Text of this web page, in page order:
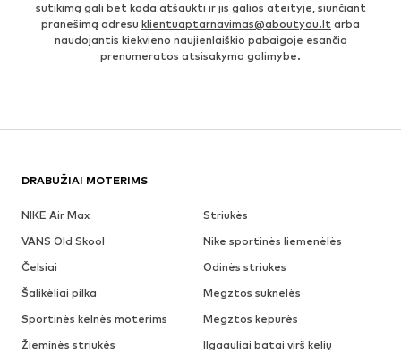
sutikimą gali bet kada atšaukti ir jis galios ateityje, siunčiant
pranešimą adresu klientuaptarnavimas@aboutyou.lt arba
naudojantis kiekvieno naujienlaiškio pabaigoje esančia
prenumeratos atsisakymo galimybe.
DRABUŽIAI MOTERIMS
NIKE Air Max
Striukės
VANS Old Skool
Nike sportinės liemenėlės
Čelsiai
Odinės striukės
Šalikėliai pilka
Megztos suknelės
Sportinės kelnės moterims
Megztos kepurės
Žieminės striukės
Ilgaauliai batai virš kelių